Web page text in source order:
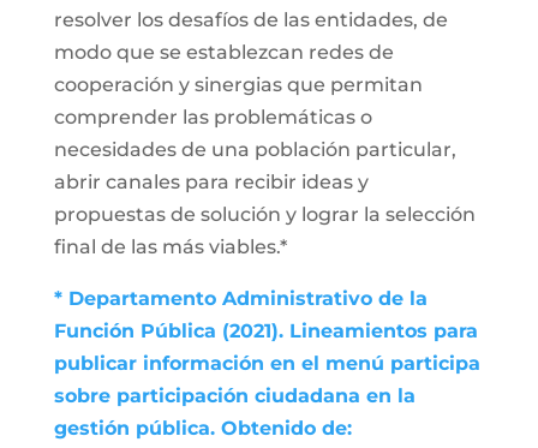
resolver los desafíos de las entidades, de
modo que se establezcan redes de
cooperación y sinergias que permitan
comprender las problemáticas o
necesidades de una población particular,
abrir canales para recibir ideas y
propuestas de solución y lograr la selección
final de las más viables.*
* Departamento Administrativo de la
Función Pública (2021). Lineamientos para
publicar información en el menú participa
sobre participación ciudadana en la
gestión pública. Obtenido de: